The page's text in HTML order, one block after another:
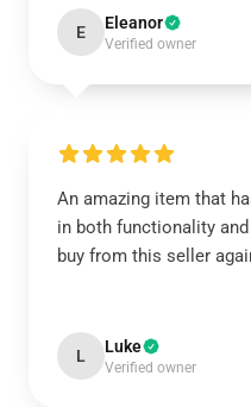
E Eleanor
Verified owner
An amazing item that
in both functionality
buy from this seller
L Luke
Verified owner